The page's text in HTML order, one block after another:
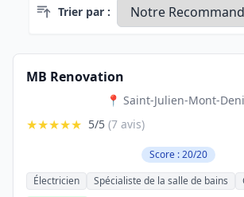
Trier par :
MB Renovation
📍 Saint-Julien-Mont-
★★★★★ 5/5 (7 avis)
Score : 20/20
Électricien
Spécialiste de la salle de bains